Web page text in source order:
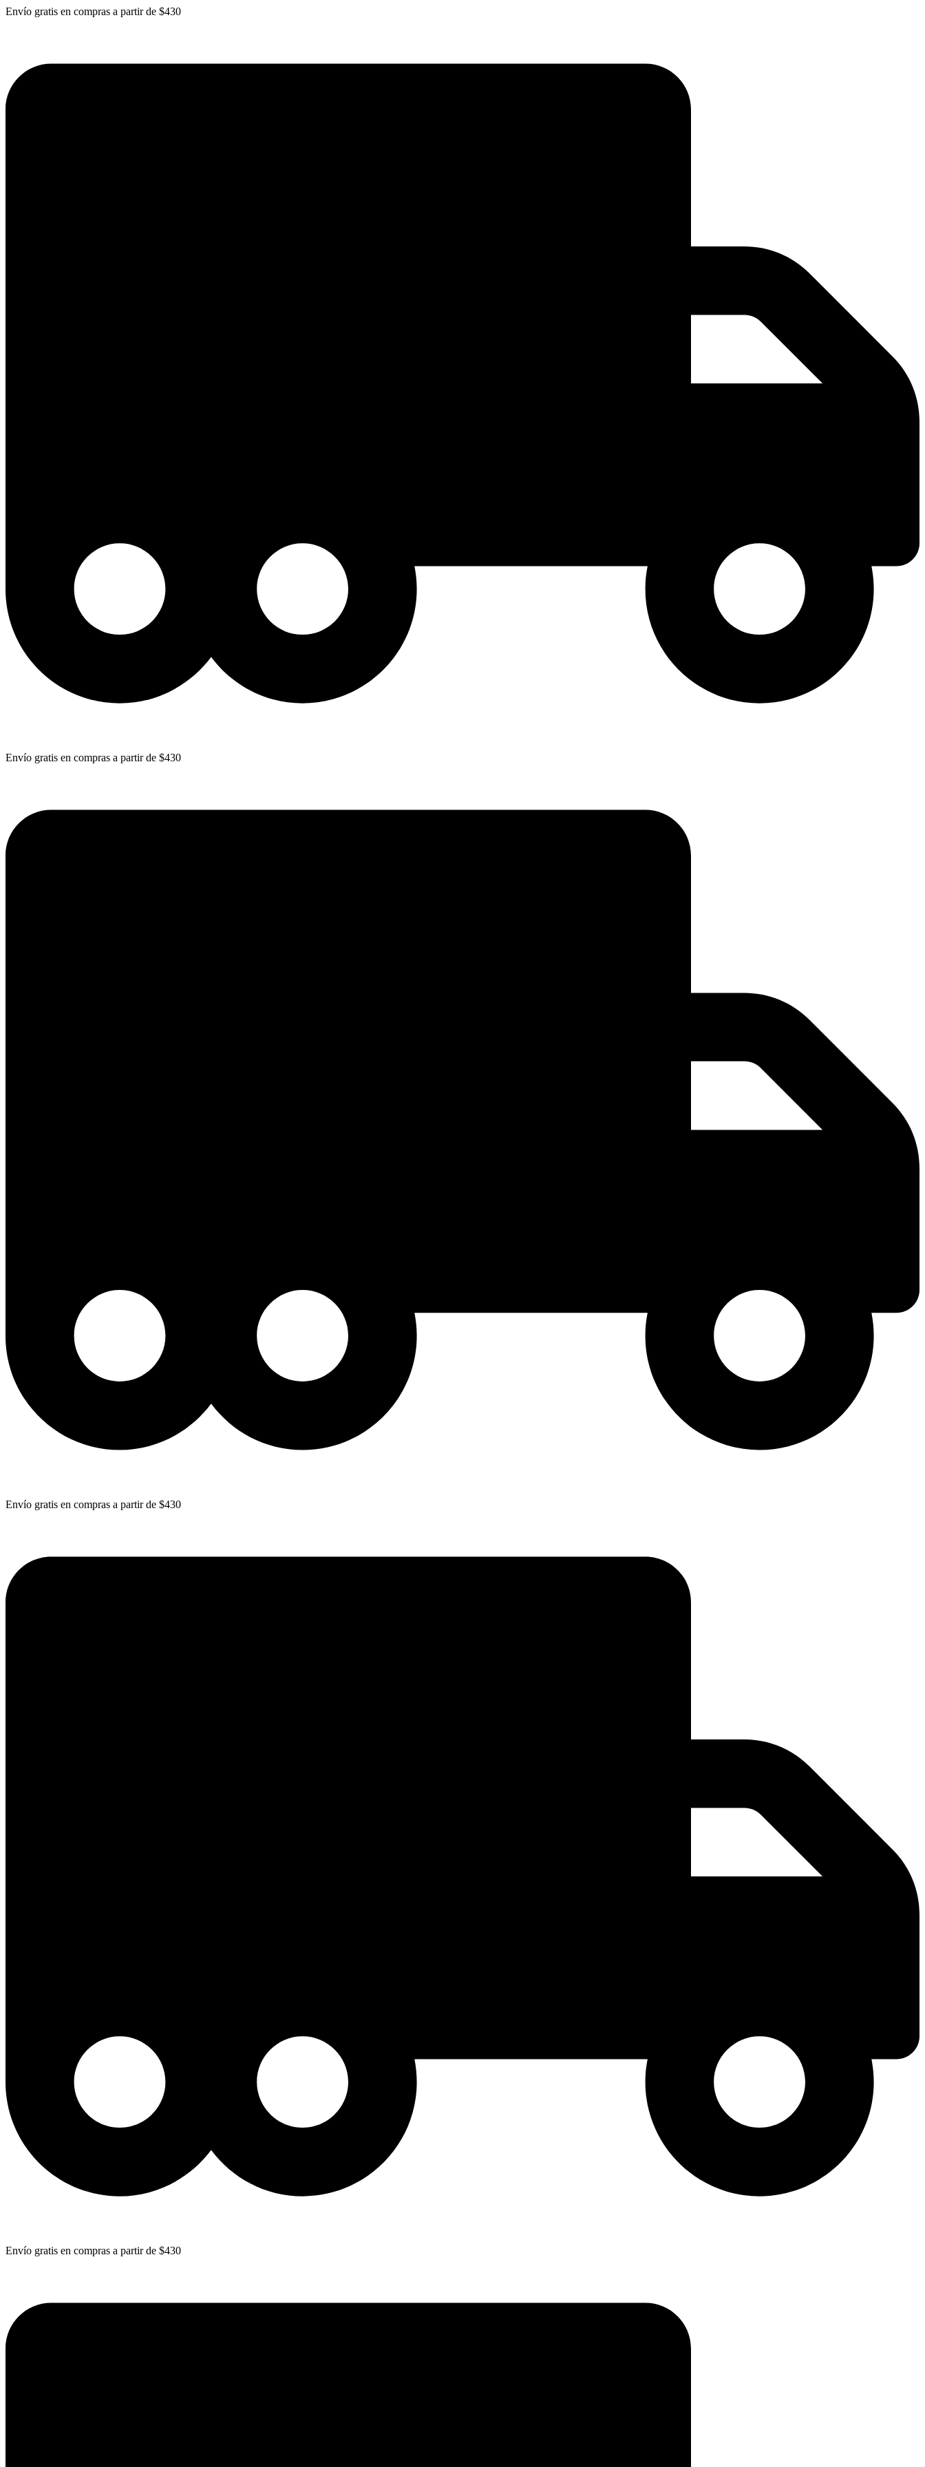
Envío gratis en compras a partir de $430
Envío gratis en compras a partir de $430
Envío gratis en compras a partir de $430
Envío gratis en compras a partir de $430